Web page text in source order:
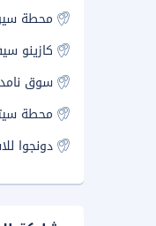
محطة
سوق
محطة
دونجوا